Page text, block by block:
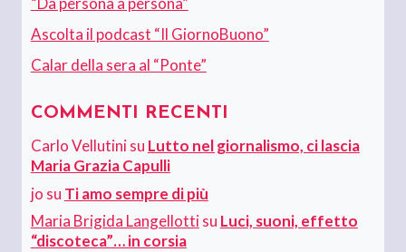
Ascolta il podcast “Il GiornoBuono”
Calar della sera al “Ponte”
COMMENTI RECENTI
Carlo Vellutinisu Lutto nel giornalismo, ci lascia
Maria Grazia Capulli
jo su Ti amo sempre di più
Maria Brigida Langellottisu Luci, suoni, effetto
“discoteca”… in corsia